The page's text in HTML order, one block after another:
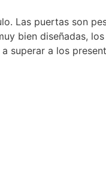
Las puertas son
bien diseñadas,
superar a los